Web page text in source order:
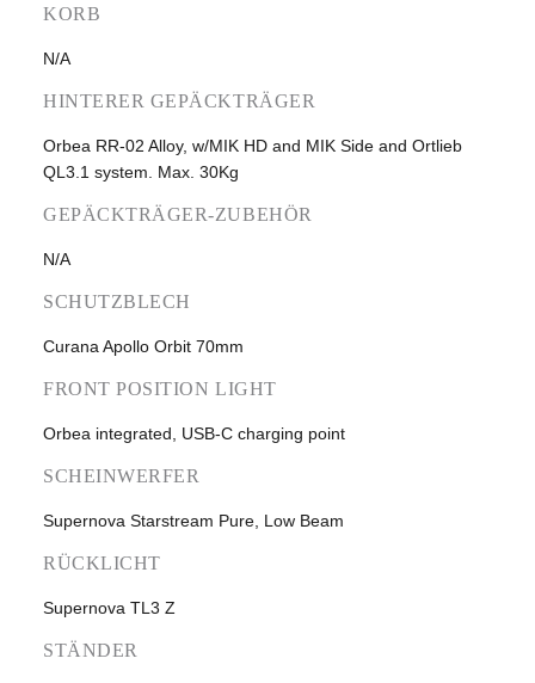
KORB
N/A
HINTERER GEPÄCKTRÄGER
Orbea RR-02 Alloy, w/MIK HD and MIK Side and Ortlieb
QL3.1 system. Max. 30Kg
GEPÄCKTRÄGER-ZUBEHÖR
N/A
SCHUTZBLECH
Curana Apollo Orbit 70mm
FRONT POSITION LIGHT
Orbea integrated, USB-C charging point
SCHEINWERFER
Supernova Starstream Pure, Low Beam
RÜCKLICHT
Supernova TL3 Z
STÄNDER